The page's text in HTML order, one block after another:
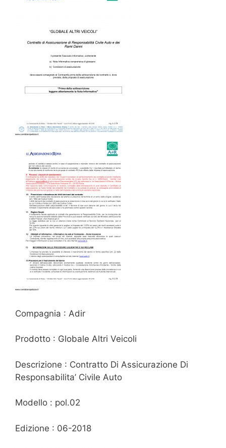
Compagnia : Adir
Prodotto : Globale Altri Veicoli
Descrizione : Contratto Di Assicurazione Di
Responsabilita’ Civile Auto
Modello : pol.02
Edizione : 06-2018